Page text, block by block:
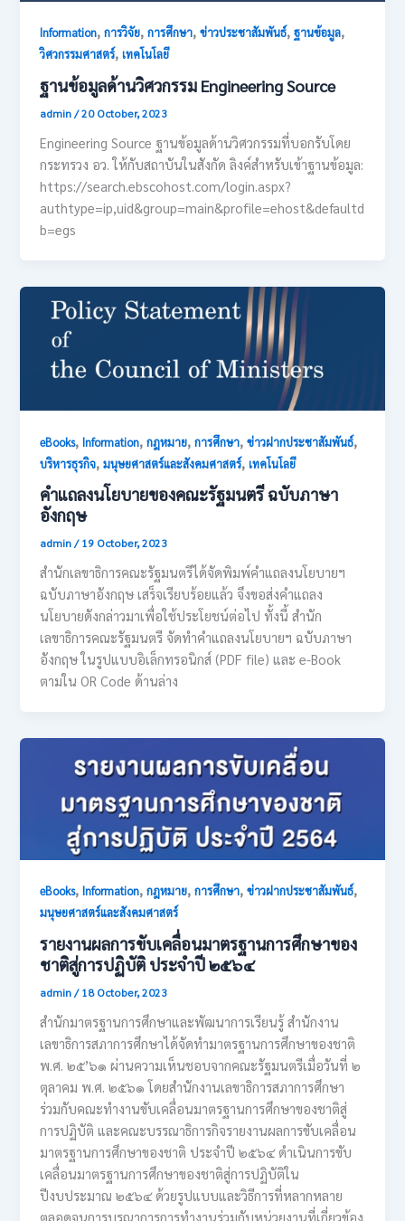
Information,การวิจัย,การศึกษา,ข่าวประชาสัมพันธ์,ฐานข้อมูล,
วิศวกรรมศาสตร์,เทคโนโลยี
ฐานข้อมูลด้านวิศวกรรม Engineering Source
admin/20 October, 2023
Engineering Source ฐานข้อมูลด้านวิศวกรรมที่บอกรับโดย
กระทรวง อว. ให้กับสถาบันในสังกัด ลิงค์สำหรับเข้าฐานข้อมูล:
https://search.ebscohost.com/login.aspx?
authtype=ip,uid&group=main&profile=ehost&defaultd
b=egs
eBooks,Information,กฎหมาย,การศึกษา,ข่าวฝากประชาสัมพันธ์,
บริหารธุรกิจ,มนุษยศาสตร์และสังคมศาสตร์,เทคโนโลยี
คำแถลงนโยบายของคณะรัฐมนตรี ฉบับภาษา
อังกฤษ
admin/19 October, 2023
สำนักเลขาธิการคณะรัฐมนตรีได้จัดพิมพ์คำแถลงนโยบายฯ
ฉบับภาษาอังกฤษ เสร็จเรียบร้อยแล้ว จึงขอส่งคำแถลง
นโยบายดังกล่าวมาเพื่อใช้ประโยชน์ต่อไป ทั้งนี้ สำนัก
เลขาธิการคณะรัฐมนตรี จัดทำคำแถลงนโยบายฯ ฉบับภาษา
อังกฤษ ในรูปแบบอิเล็กทรอนิกส์ (PDF file) และ e-Book
ตามใน OR Code ด้านล่าง
eBooks,Information,กฎหมาย,การศึกษา,ข่าวฝากประชาสัมพันธ์,
มนุษยศาสตร์และสังคมศาสตร์
รายงานผลการขับเคลื่อนมาตรฐานการศึกษาของ
ชาติสู่การปฏิบัติ ประจำปี ๒๕๖๔
admin/18 October, 2023
สำนักมาตรฐานการศึกษาและพัฒนาการเรียนรู้ สำนักงาน
เลขาธิการสภาการศึกษาได้จัดทำมาตรฐานการศึกษาของชาติ
พ.ศ. ๒๕’๖๑ ผ่านความเห็นชอบจากคณะรัฐมนตรีเมื่อวันที่ ๒
ตุลาคม พ.ศ. ๒๕๖๑ โดยสำนักงานเลขาธิการสภาการศึกษา
ร่วมกับคณะทำงานขับเคลื่อนมาตรฐานการศึกษาของชาติสู่
การปฏิบัติ และคณะบรรณาธิการกิจรายงานผลการขับเคลื่อน
มาตรฐานการศึกษาของชาติ ประจำปี ๒๕๖๔ ดำเนินการขับ
เคลื่อนมาตรฐานการศึกษาของชาติสู่การปฏิบัติใน
ปีงบประมาณ ๒๕๖๔ ด้วยรูปแบบและวิธีการที่หลากหลาย
ตลอดจนการบูรณาการการทำงานร่วมกับหน่วยงานที่เกี่ยวข้อง